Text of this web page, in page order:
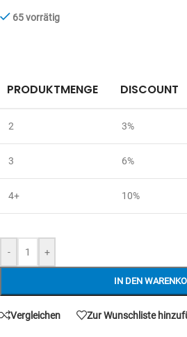
65 vorrätig
- +
IN DEN
PRODUKTMENGE DISCOUNT
2 3%
3 6%
4+ 10%
Vergleichen Zur Wunschliste